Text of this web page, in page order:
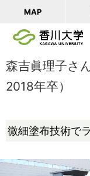
MAP
森吉眞理子さ
2018年卒）
微細塗布技術で